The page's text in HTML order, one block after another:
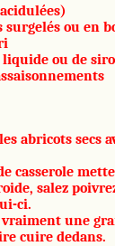
surgelés ou en
ou de
les abricots secs
casserole
salez
ci.
une
cuire dedans.